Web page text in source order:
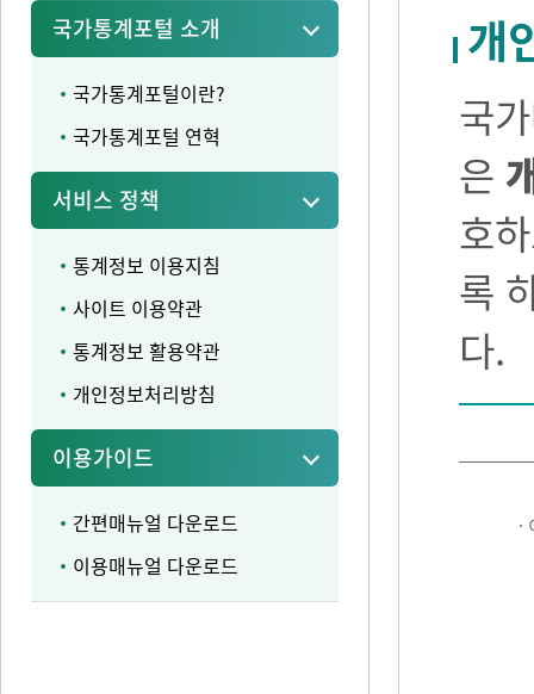
국가통계포털 소개
국가통계포털이란?
국가통계포털 연혁
서비스 정책
통계정보 이용지침
사이트 이용약관
통계정보 활용약관
개인정보처리방침
이용가이드
간편매뉴얼 다운로드
이용매뉴얼 다운로드
개
국
은
호
록
다.
·